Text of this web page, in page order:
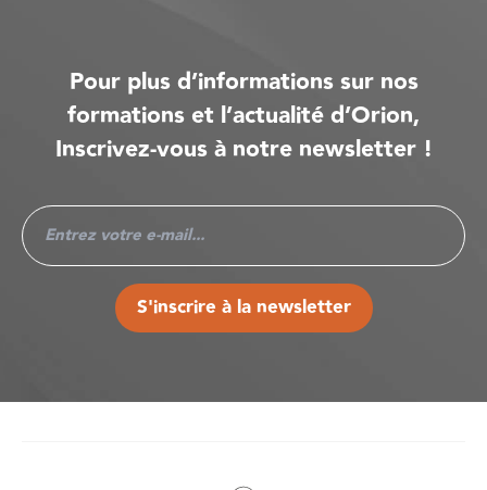
Pour plus d’informations sur nos
formations et l’actualité d’Orion,
Inscrivez-vous à notre newsletter !
S'inscrire à la newsletter